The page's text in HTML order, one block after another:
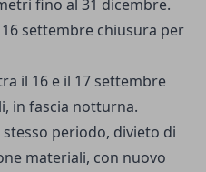
fino al 31 dicembre.
settembre chiusura per
il 16 e il 17 settembre
in fascia notturna.
stesso periodo, divieto di
materiali, con nuovo